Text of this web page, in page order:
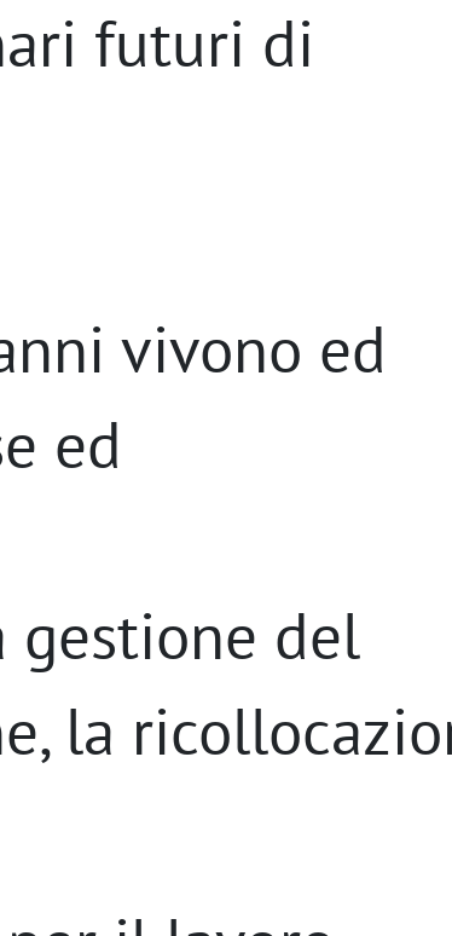
futuri di
vivono ed
ed
gestione del
la